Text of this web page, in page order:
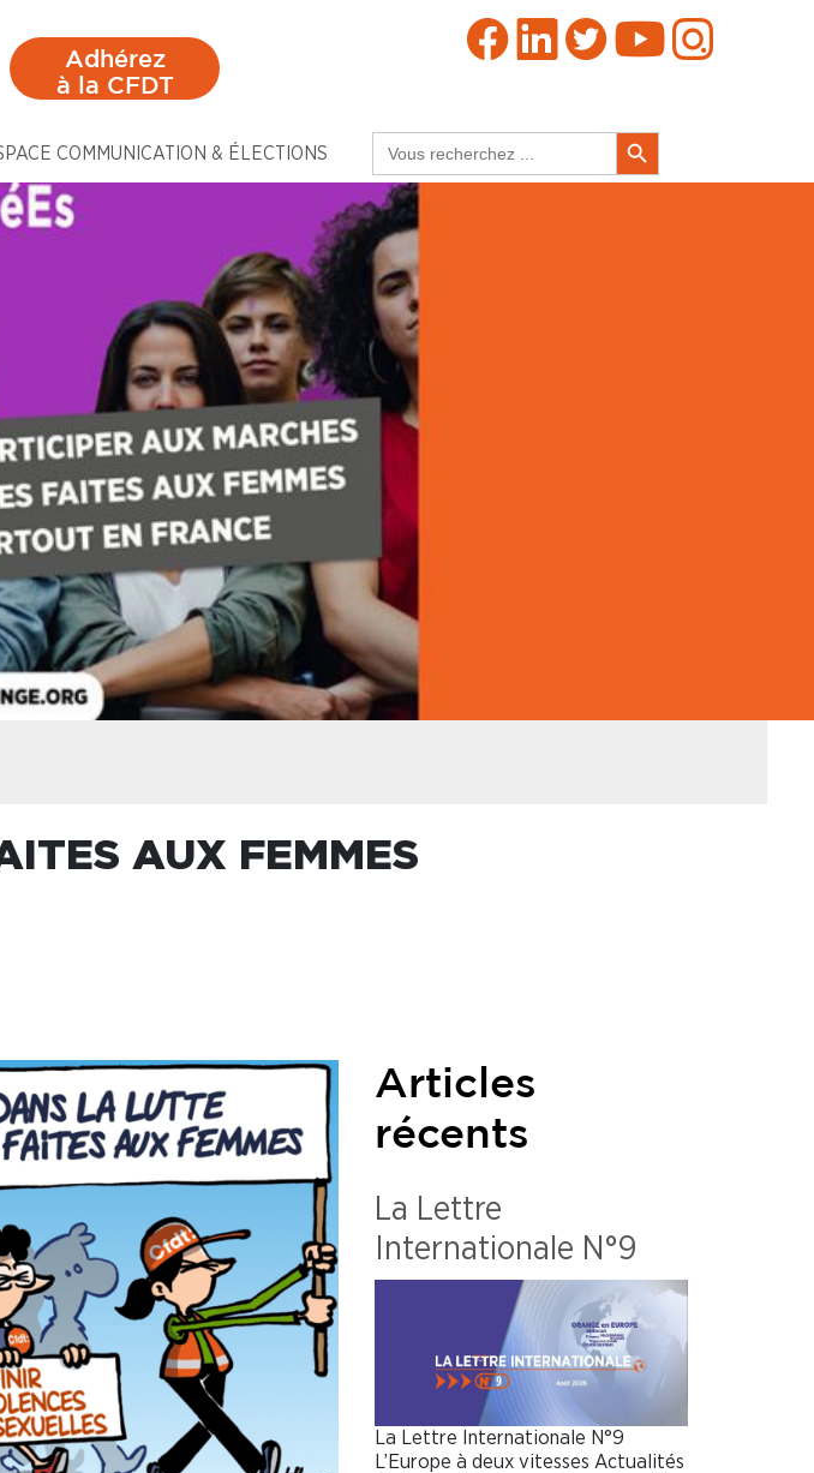
Adhérez
à la CFDT
COMMUNICATION & ÉLECTIONS
for:
Search Button
AUX FEMMES
Articles
récents
La Lettre
Internationale N°9
La Lettre Internationale N°9
L’Europe à deux vitesses Actualités